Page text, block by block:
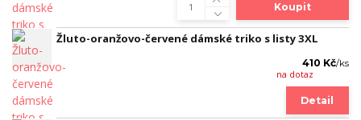
Koupit
Žluto-oranžovo-červené dámské triko s listy 3XL
410 Kč/ks
na dotaz
Detail